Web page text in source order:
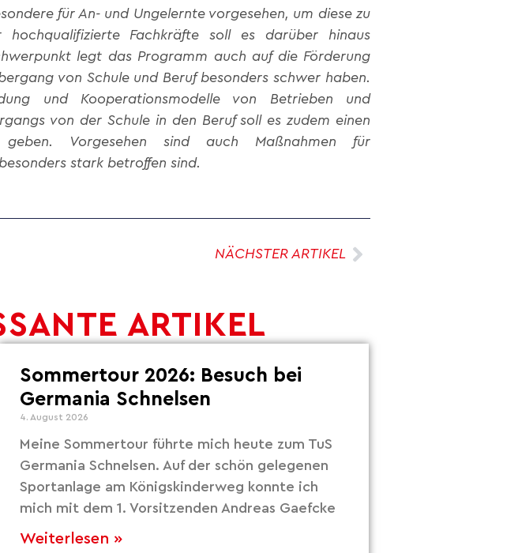
für An- und Ungelernte vorgesehen, um diese zu
hochqualifizierte Fachkräfte soll es darüber hinaus
legt das Programm auch auf die Förderung
von Schule und Beruf besonders schwer haben.
und Kooperationsmodelle von Betrieben und
von der Schule in den Beruf soll es zudem einen
geben. Vorgesehen sind auch Maßnahmen für
stark betroffen sind.
NÄCHSTER ARTIKEL
ARTIKEL
Sommertour 2026: Besuch bei
Germania Schnelsen
4. August 2026
Meine Sommertour führte mich heute zum TuS
Germania Schnelsen. Auf der schön gelegenen
Sportanlage am Königskinderweg konnte ich
mich mit dem 1. Vorsitzenden Andreas Gaefcke
Weiterlesen »